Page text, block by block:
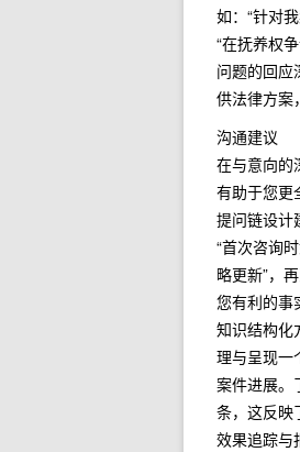
如：“针对
“在抚养权
问题的回应
供法律方案
沟通建议
在与意向的
有助于您更
提问链设计
“首次咨询
略更新”，
您有利的事
知识结构化
理与呈现一
案件进展。
条，这反映
效果追踪与